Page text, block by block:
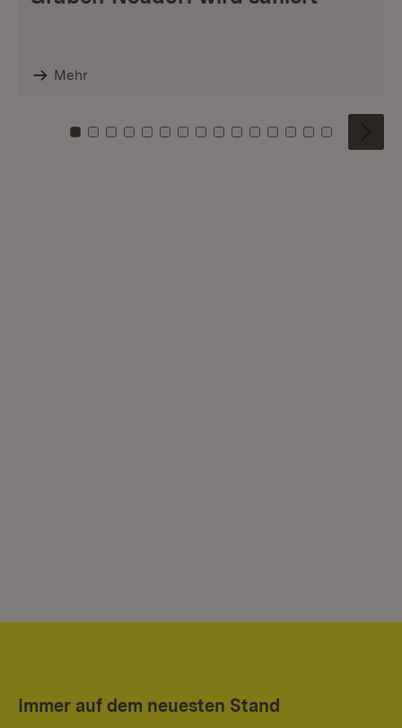
Mehr
Zu Kachel: 0
Zu Kachel: 1
Zu Kachel: 2
Zu Kachel: 3
Zu Kachel: 4
Zu Kachel: 5
Zu Kachel: 6
Zu Kachel: 7
Zu Kachel: 8
Zu Kachel: 9
Zu Kachel: 10
Zu Kachel: 11
Zu Kachel: 12
Zu Kachel:
Zu
Immer auf dem neuesten Stand